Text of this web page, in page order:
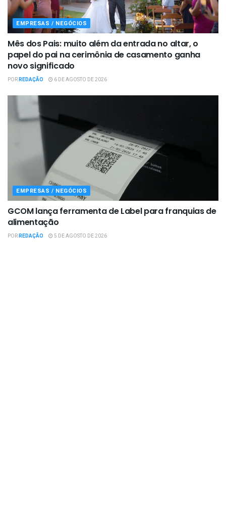
EMPRESAS / NEGÓCIOS
Mês dos Pais: muito além da entrada no altar, o
papel do pai na cerimônia de casamento ganha
novo significado
PORREDAÇÃO 6 DE AGOSTO DE 2026
EMPRESAS / NEGÓCIOS
GCOM lança ferramenta de Label para franquias de
alimentação
PORREDAÇÃO 5 DE AGOSTO DE 2026